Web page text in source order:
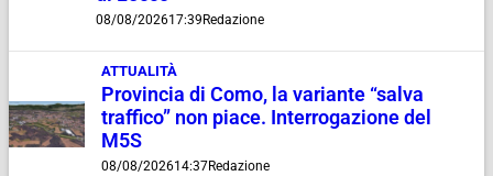
08/08/202617:39 Redazione
ATTUALITÀ
Provincia di Como, la variante “salva
traffico” non piace. Interrogazione del
M5S
08/08/202614:37Redazione